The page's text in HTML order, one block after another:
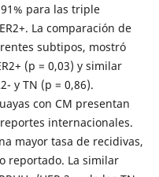
para las triple
La comparación de
subtipos, mostró
(p = 0,03) y similar
y TN (p = 0,86).
con CM presentan
internacionales.
mayor tasa de recidivas,
reportado. La similar